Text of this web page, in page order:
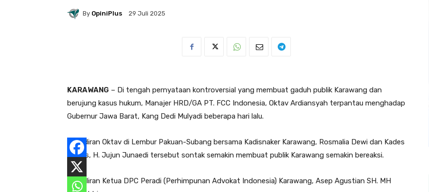
By OpiniPlus 29 Juli 2025
KARAWANG – Di tengah pernyataan kontroversial yang membuat gaduh publik Karawang dan
berujung kasus hukum, Manajer HRD/GA PT. FCC Indonesia, Oktav Ardiansyah terpantau menghadap
Gubernur Jawa Barat, Kang Dedi Mulyadi beberapa hari lalu.
Kehadiran Oktav di Lembur Pakuan-Subang bersama Kadisnaker Karawang, Rosmalia Dewi dan Kades
Wadas, H. Jujun Junaedi tersebut sontak semakin membuat publik Karawang semakin bereaksi.
Kini giliran Ketua DPC Peradi (Perhimpunan Advokat Indonesia) Karawang, Asep Agustian SH. MH